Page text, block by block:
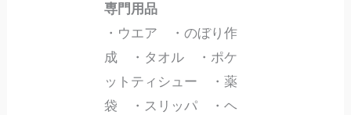
専門用品
・ウエア ・のぼり作
成 ・タオル ・ポケ
ットティシュー ・薬
袋 ・スリッパ ・ヘ